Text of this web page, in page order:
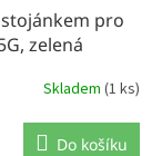
pro
zelená
Skladem (1 ks)
Do košíku